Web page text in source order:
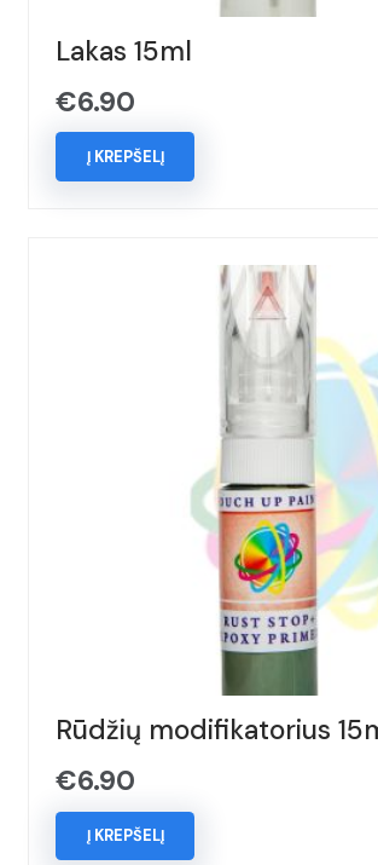
Lakas 15ml
€6.90
Į KREPŠELĮ
Rūdžių modifikatorius
€6.90
Į KREPŠELĮ